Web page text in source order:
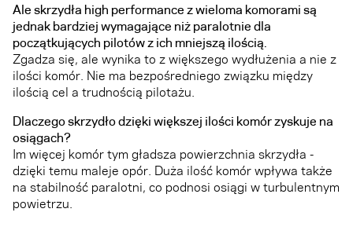
Ale skrzydła high performance z wieloma komorami są
jednak bardziej wymagające niż paralotnie dla
początkujących pilotów z ich mniejszą ilością.
Zgadza się, ale wynika to z większego wydłużenia a nie z
ilości komór. Nie ma bezpośredniego związku między
ilością cel a trudnością pilotażu.
Dlaczego skrzydło dzięki większej ilości komór zyskuje na
osiągach?
Im więcej komór tym gładsza powierzchnia skrzydła -
dzięki temu maleje opór. Duża ilość komór wpływa także
na stabilność paralotni, co podnosi osiągi w turbulentnym
powietrzu.